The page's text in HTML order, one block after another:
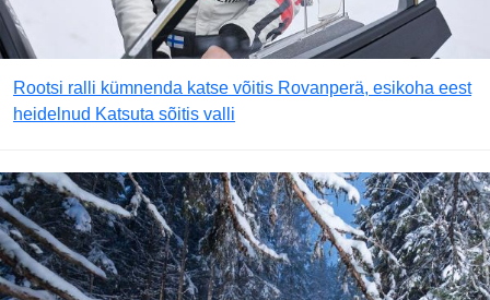
Rootsi ralli kümnenda katse võitis Rovanperä, esikoha eest
heidelnud Katsuta sõitis valli